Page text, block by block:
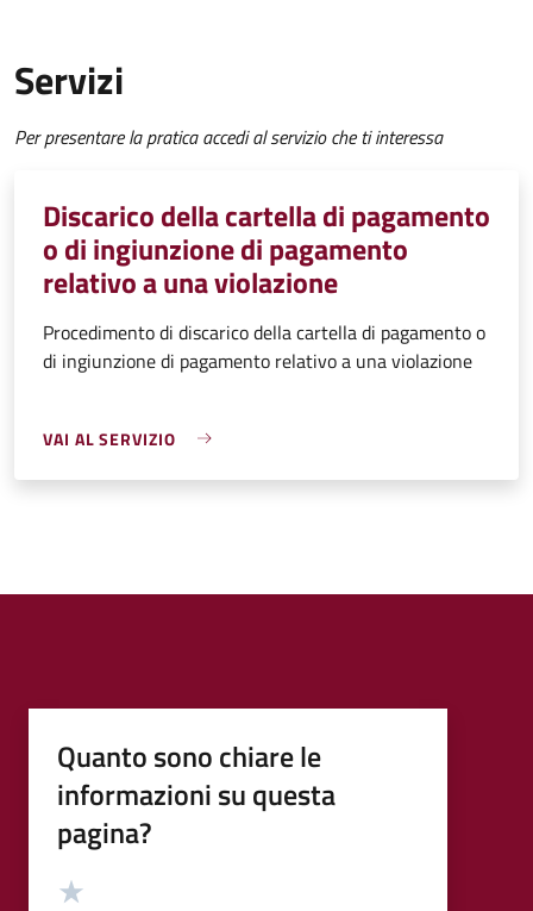
Servizi
Per presentare la pratica accedi al servizio che ti interessa
Discarico della cartella di pagamento
o di ingiunzione di pagamento
relativo a una violazione
Procedimento di discarico della cartella di pagamento o
di ingiunzione di pagamento relativo a una violazione
VAI AL SERVIZIO
Quanto sono chiare le
informazioni su questa
pagina?
Valutazione